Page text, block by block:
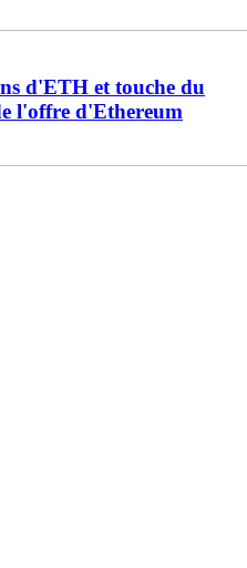
d'ETH et touche du
l'offre d'Ethereum